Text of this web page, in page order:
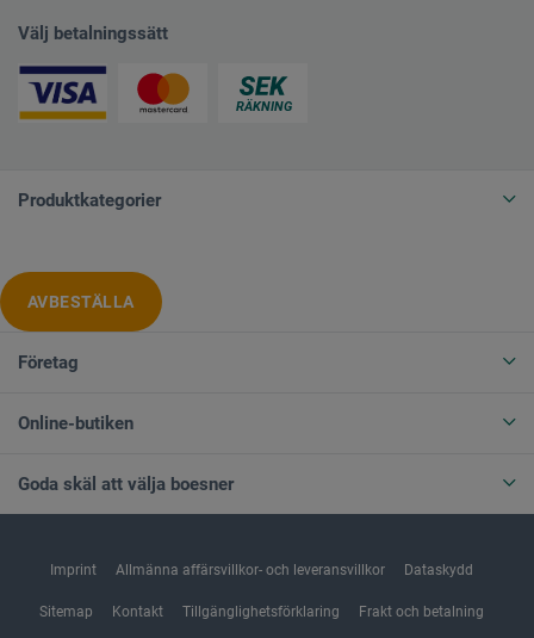
Välj betalningssätt
Produktkategorier
AVBESTÄLLA
Företag
Online-butiken
Goda skäl att välja boesner
Imprint Allmänna affärsvillkor- och leveransvillkor Dataskydd
Sitemap Kontakt Tillgänglighetsförklaring Frakt och betalning